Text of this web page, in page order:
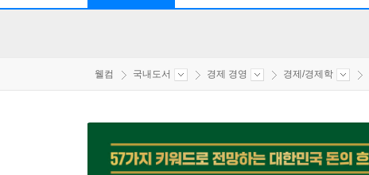
웰컴 국내도서 경제 경영 경제/경제학